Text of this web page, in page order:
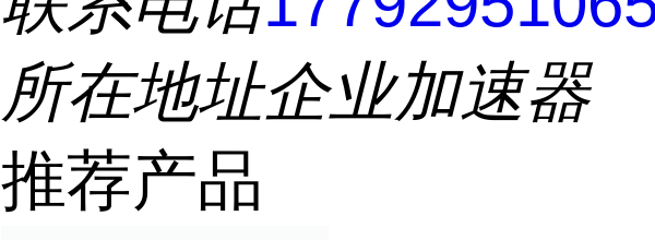
所在地址企业加速器
推荐产品